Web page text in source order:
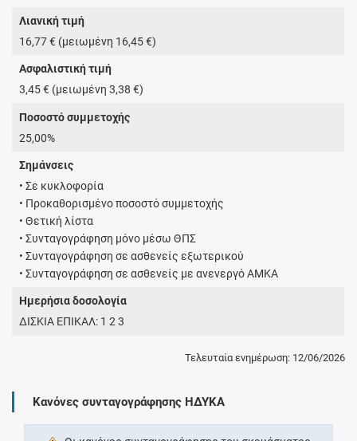
Λιανική τιμή
16,77 € (μειωμένη 16,45 €)
Ασφαλιστική τιμή
3,45 € (μειωμένη 3,38 €)
Ποσοστό συμμετοχής
25,00%
Σημάνσεις
• Σε κυκλοφορία
• Προκαθορισμένο ποσοστό συμμετοχής
• Θετική λίστα
• Συνταγογράφηση μόνο μέσω ΘΠΣ
• Συνταγογράφηση σε ασθενείς εξωτερικού
• Συνταγογράφηση σε ασθενείς με ανενεργό ΑΜΚΑ
Ημερήσια δοσολογία
ΔΙΣΚΙΑ ΕΠΙΚΑΛ: 1 2 3
Τελευταία ενημέρωση: 12/06/2026
Κανόνες συνταγογράφησης ΗΔΥΚΑ